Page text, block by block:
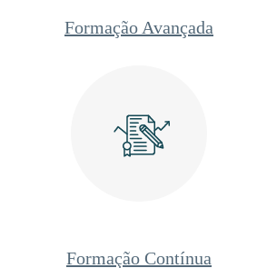
Formação Avançada
Formação Contínua